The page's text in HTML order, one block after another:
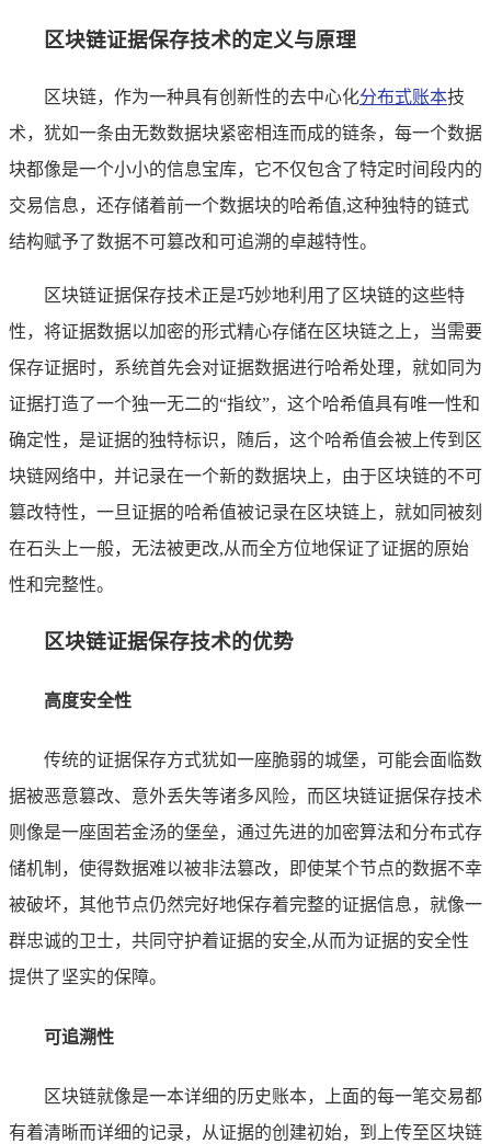
区块链证据保存技术的定义与原理
区块链，作为一种具有创新性的去中心化分布式账本技
术，犹如一条由无数数据块紧密相连而成的链条，每一个数据
块都像是一个小小的信息宝库，它不仅包含了特定时间段内的
交易信息，还存储着前一个数据块的哈希值,这种独特的链式
结构赋予了数据不可篡改和可追溯的卓越特性。
区块链证据保存技术正是巧妙地利用了区块链的这些特
性，将证据数据以加密的形式精心存储在区块链之上，当需要
保存证据时，系统首先会对证据数据进行哈希处理，就如同为
证据打造了一个独一无二的“指纹”，这个哈希值具有唯一性和
确定性，是证据的独特标识，随后，这个哈希值会被上传到区
块链网络中，并记录在一个新的数据块上，由于区块链的不可
篡改特性，一旦证据的哈希值被记录在区块链上，就如同被刻
在石头上一般，无法被更改,从而全方位地保证了证据的原始
性和完整性。
区块链证据保存技术的优势
高度安全性
传统的证据保存方式犹如一座脆弱的城堡，可能会面临数
据被恶意篡改、意外丢失等诸多风险，而区块链证据保存技术
则像是一座固若金汤的堡垒，通过先进的加密算法和分布式存
储机制，使得数据难以被非法篡改，即使某个节点的数据不幸
被破坏，其他节点仍然完好地保存着完整的证据信息，就像一
群忠诚的卫士，共同守护着证据的安全,从而为证据的安全性
提供了坚实的保障。
可追溯性
区块链就像是一本详细的历史账本，上面的每一笔交易都
有着清晰而详细的记录，从证据的创建初始，到上传至区块链